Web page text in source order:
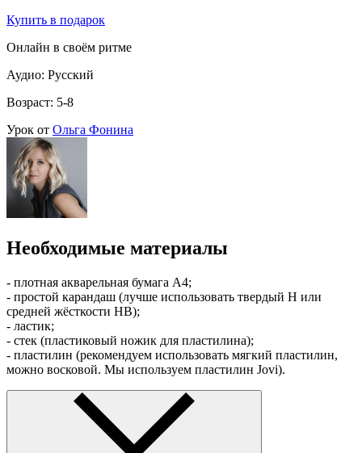
Купить в подарок
Онлайн в своём ритме
Аудио: Русский
Возраст: 5-8
Урок от Ольга Фонина
Необходимые материалы
- плотная акварельная бумага А4;
- простой карандаш (лучше использовать твердый H или
средней жёсткости HB);
- ластик;
- стек (пластиковый ножик для пластилина);
- пластилин (рекомендуем использовать мягкий пластилин,
можно восковой. Мы используем пластилин Jovi).